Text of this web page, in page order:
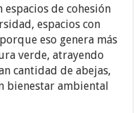
de cohesión
espacios con
eso genera más
verde, atrayendo
cantidad de abejas,
bienestar ambiental